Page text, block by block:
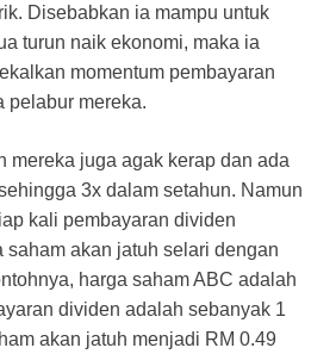
Disebabkan ia mampu untuk
turun naik ekonomi, maka ia
momentum pembayaran
pelabur mereka.
mereka juga agak kerap dan ada
3x dalam setahun. Namun
kali pembayaran dividen
saham akan jatuh selari dengan
harga saham ABC adalah
dividen adalah sebanyak 1
akan jatuh menjadi RM 0.49